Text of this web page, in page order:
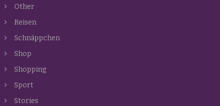
Other
Reisen
Schnäppchen
Shop
Shopping
Sport
Stories